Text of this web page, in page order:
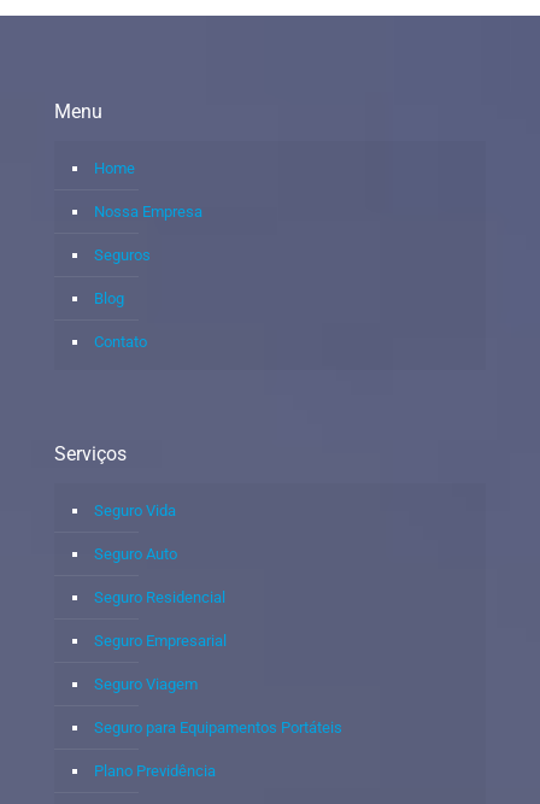
Menu
Home
Nossa Empresa
Seguros
Blog
Contato
Serviços
Seguro Vida
Seguro Auto
Seguro Residencial
Seguro Empresarial
Seguro Viagem
Seguro para Equipamentos Portáteis
Plano Previdência